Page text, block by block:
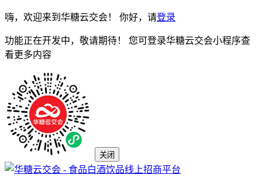
嗨，欢迎来到华糖云交会！ 你好，请登录
功能正在开发中，敬请期待！ 您可登录华糖云交会小程序查
看更多内容
关闭